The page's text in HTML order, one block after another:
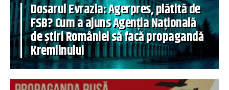
Dosarul Evrazia: Agerpres, plătită de
FSB? Cum a ajuns Agenția Națională
de știri României să facă propagandă
Kremlinului